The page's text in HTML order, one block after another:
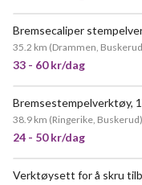
35.2 km (Drammen, Buskerud
33 - 60 kr/dag
Bremsestempelverktøy,
38.9 km (Ringerike, Buskerud)
24 - 50 kr/dag
Verktøysett for å skru